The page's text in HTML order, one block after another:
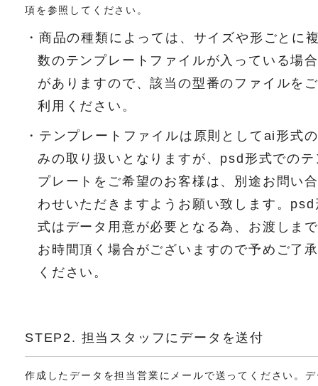
項を参照してください。
・商品の種類によっては、サイズや形ごとに
数のテンプレートファイルが入っている場合
がありますので、該当の型番のファイルをご
利用ください。
・テンプレートファイルは原則としてai形式の
みの取り扱いとなりますが、psd形式でのテ
プレートをご希望のお客様は、別途お問い合
わせいただきますようお願い致します。psd
式はデータ用意が必要となる為、お渡しまで
お時間頂く場合がございますので予めご了承
ください。
STEP2. 担当スタッフにデータを送付
作成したデータを担当営業にメールで送ってください。